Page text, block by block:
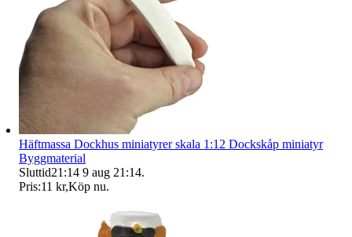
Häftmassa Dockhus miniatyrer skala 1:12 Dockskåp miniatyr
Byggmaterial
Sluttid21:14 9 aug 21:14.
Pris:11 kr,Köp nu.